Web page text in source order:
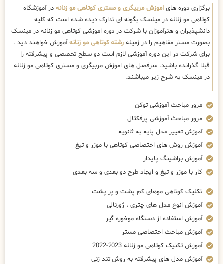
برگزاری دوره های اموزش مربیگری و مستری کوتاهی مو زنانه در آموزشگاه
کوتاهی مو زنانه در مینسک بگونه ای تدارک دیده شده است که کلیه
دانشپذیران و هنرآموزان با شرکت در دوره اموزشی کوتاهی مو زنانه در مینسک
بصورت مستر مفاهیم را در زمینه رشته کوتاهی مو زنانهآموزش خواهند دید .
برای شرکت در این دوره آموزشی لازم است دو سطح تخصصی و پیشرفته را
قبلا گذرانده باشید. سرفصل های اموزش مربیگری و مستری کوتاهی مو زنانه
در مینسک به شرح زیر میباشند.
مرور مباحث آموزشی توکن
مرور مباحث آموزشی پرفکتال
آموزش تغییر مدل پایه به ثانویه
آموزش روش های اختصاصی کوتاهی با موزر و تیغ
آموزش براشینگ پایدار
کار با موزر و تیغ و ایجاد طرح دو بعدی و سه بعدی
تکنیک کوتاهی موهای کم پشت و پر پشت
آموزش انوع مدل های چتری ، ژورنالی
آموزش استفاده از دستگاه موخوره گیر
آموزش مباحث اختصاصی مستر
آموزش تکنیک کوتاهی مو زنانه 2023-2022
آموزش مدل های پیشرفته به روش تند زنی